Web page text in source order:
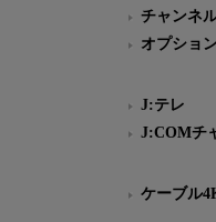
チャンネ
オプショ
J:テレ
J:COMチ
ケーブル